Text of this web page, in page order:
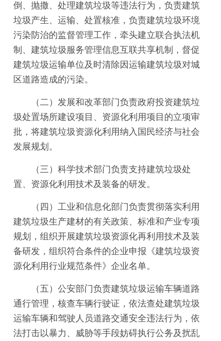
倒、抛撒、处理建筑垃圾等违法行为，负责建筑
垃圾产生、运输、处置核准，负责建筑垃圾环境
污染防治的监督管理工作，牵头建立联合执法机
制、建筑垃圾服务管理信息互联共享机制，督促
建筑垃圾运输单位及时清除因运输建筑垃圾对城
区道路造成的污染。
（二）发展和改革部门负责政府投资建筑垃
圾处置场所建设项目、资源化利用项目的立项审
批，将建筑垃圾资源化利用纳入国民经济与社会
发展规划。
（三）科学技术部门负责支持建筑垃圾处
置、资源化利用技术及装备的研发。
（四）工业和信息化部门负责贯彻落实利用
建筑垃圾生产建材的有关政策、标准和产业专项
规划，组织开展建筑垃圾资源化再利用技术及装
备研发，组织符合条件的企业申报《建筑垃圾资
源化利用行业规范条件》企业名单。
（五）公安部门负责建筑垃圾运输车辆道路
通行管理，核查车辆行驶证，依法查处建筑垃圾
运输车辆和驾驶人员道路交通安全违法行为，依
法打击以暴力、威胁等手段妨碍执行公务及扰乱